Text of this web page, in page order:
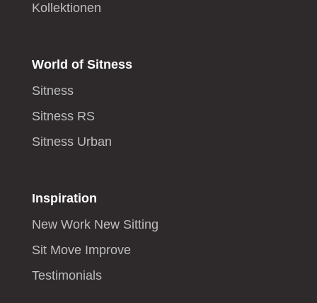
Kollektionen
World of Sitness
Sitness
Sitness RS
Sitness Urban
Inspiration
New Work New Sitting
Sit Move Improve
Testimonials